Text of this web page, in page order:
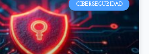
CIBERSEGURIDAD